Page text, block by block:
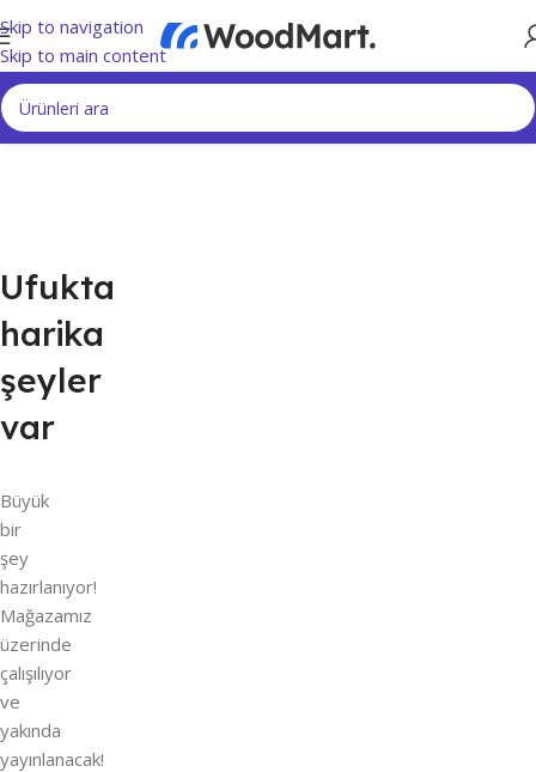
Skip to navigation
Skip to main content
Ufukta
harika
şeyler
var
Büyük
bir
şey
hazırlanıyor!
Mağazamız
üzerinde
çalışılıyor
ve
yakında
yayınlanacak!